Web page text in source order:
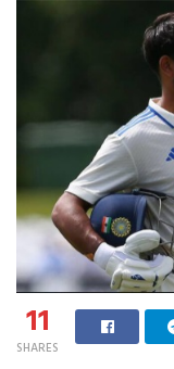
11
SHARES